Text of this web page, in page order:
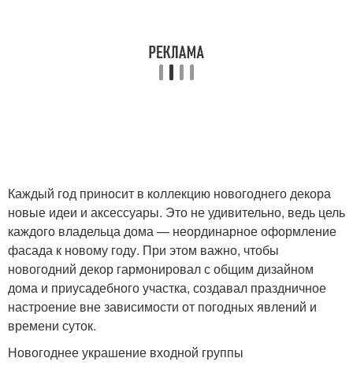
Каждый год приносит в коллекцию новогоднего декора
новые идеи и аксессуары. Это не удивительно, ведь цель
каждого владельца дома — неординарное оформление
фасада к новому году. При этом важно, чтобы
новогодний декор гармонировал с общим дизайном
дома и приусадебного участка, создавал праздничное
настроение вне зависимости от погодных явлений и
времени суток.
Новогоднее украшение входной группы